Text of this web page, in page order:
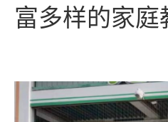
富多样的家庭